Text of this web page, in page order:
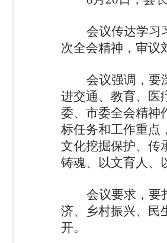
会议传达学习
次全会精神，审议
会议强调， 要
进交通、教育、医
委、市委全会精神
标任务和工作重点
文化挖掘保护、传
铸魂、以文育人、
会议要求， 要
济、乡村振兴、民
开。